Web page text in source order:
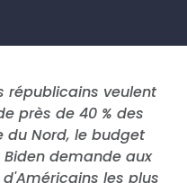
républicains veulent
près de 40 % des
du Nord, le budget
demande aux
les plus